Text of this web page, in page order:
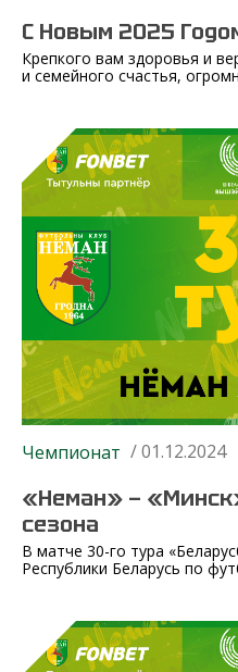
С Новым 2025
Крепкого вам здоровья и
и семейного счастья,
Чемпионат / 01.12.2024
«Неман» —
сезона
В матче 30-го тура
Республики Беларусь по